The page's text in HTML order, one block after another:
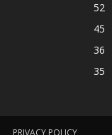
52
45
36
35